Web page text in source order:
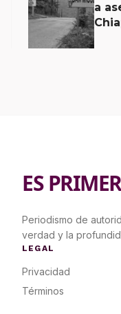
a
ES
Periodismo de
verdad y la
LEGAL
Privacidad
Términos